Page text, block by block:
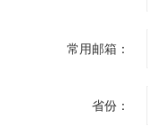
常用邮箱：
省份：